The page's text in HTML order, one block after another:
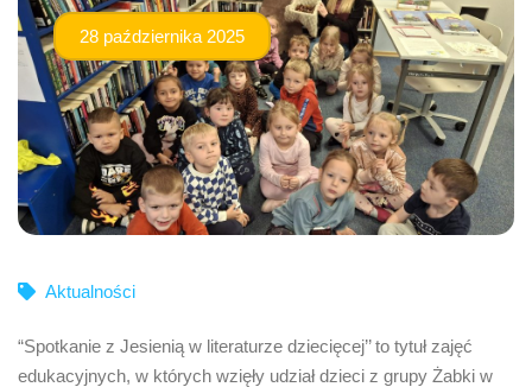
28 października 2025
Aktualności
“Spotkanie z Jesienią w literaturze dziecięcej’’ to tytuł zajęć
edukacyjnych, w których wzięły udział dzieci z grupy Żabki w